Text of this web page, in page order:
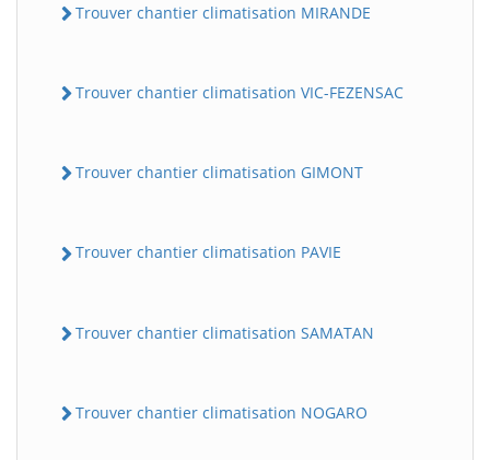
Trouver chantier climatisation MIRANDE
Trouver chantier climatisation VIC-FEZENSAC
Trouver chantier climatisation GIMONT
Trouver chantier climatisation PAVIE
Trouver chantier climatisation SAMATAN
Trouver chantier climatisation NOGARO